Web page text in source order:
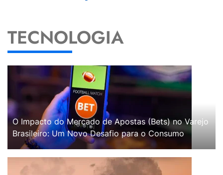
TECNOLOGIA
O Impacto do Mercado de Apostas (Bets) no Varejo
Brasileiro: Um Novo Desafio para o Consumo